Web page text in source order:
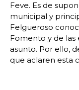
Feve. Es de
municipal y
Felgueroso
Fomento y de las
asunto. Por ello,
que aclaren esta